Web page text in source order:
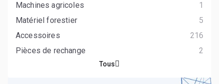
Machines agricoles
1
Matériel forestier
5
Accessoires
216
Pièces de rechange
2
Tous